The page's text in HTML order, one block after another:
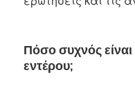
Πόσο συχνός
εντέρου;